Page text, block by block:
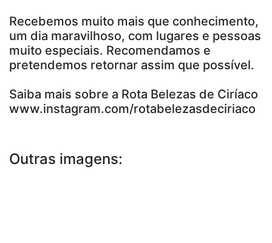
Recebemos muito mais que conhecimento,
um dia maravilhoso, com lugares e pessoas
muito especiais. Recomendamos e
pretendemos retornar assim que possível.
Saiba mais sobre a Rota Belezas de Ciríaco
www.instagram.com/rotabelezasdeciriaco
Outras imagens: